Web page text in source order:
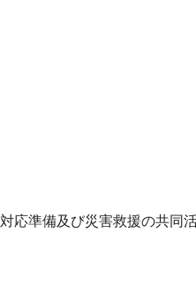
準備及び災害救援の共同